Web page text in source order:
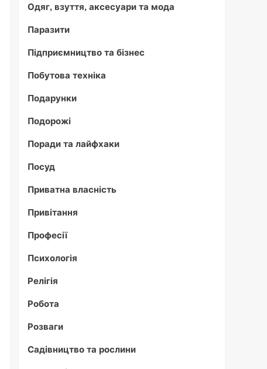
Одяг, взуття, аксесуари та мода
Паразити
Підприємництво та бізнес
Побутова техніка
Подарунки
Подорожі
Поради та лайфхаки
Посуд
Приватна власність
Привітання
Професії
Психологія
Релігія
Робота
Розваги
Садівництво та рослини